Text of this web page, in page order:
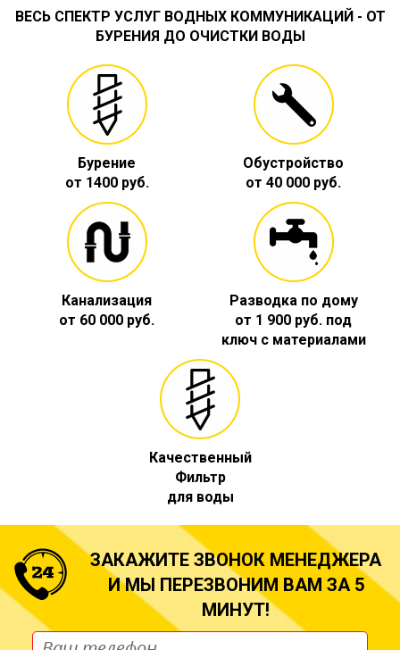
ВЕСЬ СПЕКТР УСЛУГ ВОДНЫХ КОММУНИКАЦИЙ - ОТ
БУРЕНИЯ ДО ОЧИСТКИ ВОДЫ
Бурение
от 1400 руб.
Обустройство
от 40 000 руб.
Канализация
от 60 000 руб.
Разводка по дому
от 1 900 руб. под
ключ с материалами
Качественный
Фильтр
для воды
ЗАКАЖИТЕ ЗВОНОК МЕНЕДЖЕРА
И МЫ ПЕРЕЗВОНИМ ВАМ ЗА 5
МИНУТ!